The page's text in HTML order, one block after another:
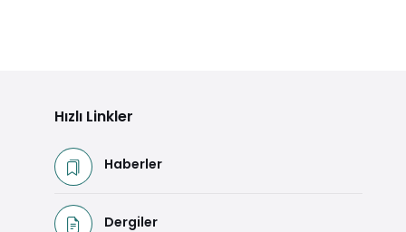
Hızlı Linkler
Haberler
Dergiler